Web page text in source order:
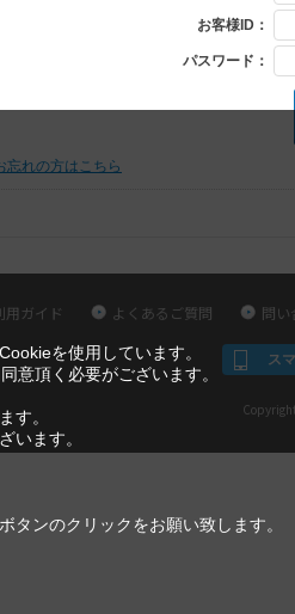
お客様ID：
パスワード：
忘れの方はこちら
用ガイド よくあるご質問 問い
ス
を使用しています。
意頂く必要がございます。
す。
います。
タンのクリックをお願い致します。